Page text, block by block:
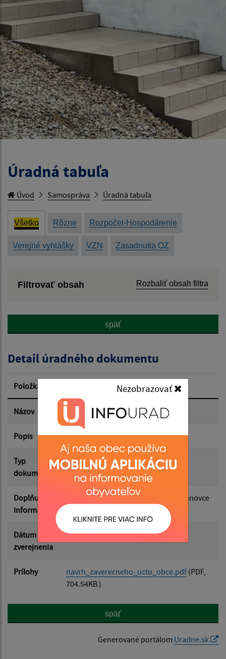
Nezobrazovať
Úradná tabuľa
Úvod Samospráva Úradná tabuľa
Všetko Rôzne Rozpočet-Hospodárenie
Verejné vyhlášky VZN Zasadnutia OZ
Filtrovať obsah Rozbaliť obsah filtra
Popis:
Dátum zverejnenia od:
Dátum zverejnenia do:
Filtrovať Reset
späť
Detail úradného dokumentu
Položka
Názov Návrh záverečného účtu obce
Popis
Typ
dokumentu
Rôzne
Doplňujúce
informácie
Návrh Záverečného účtu obce Radvanovce
Dátum
zverejnenia
20.05.2026
Prílohy navrh_zaverecneho_uctu_obce.pdf (PDF,
704.54KB )
späť
Generované portálom Uradne.sk